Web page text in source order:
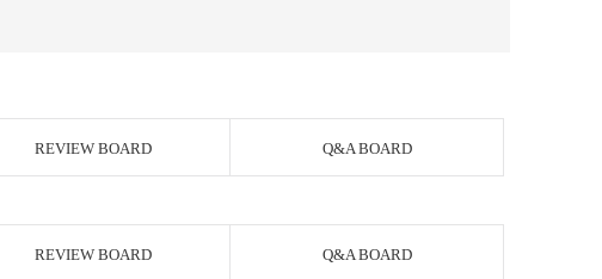
REVIEW BOARD Q&A BOARD
REVIEW BOARD Q&A BOARD